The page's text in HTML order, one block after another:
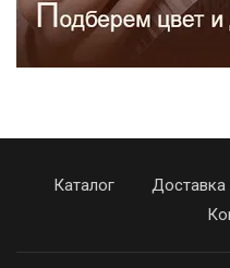
Каталог Доставка